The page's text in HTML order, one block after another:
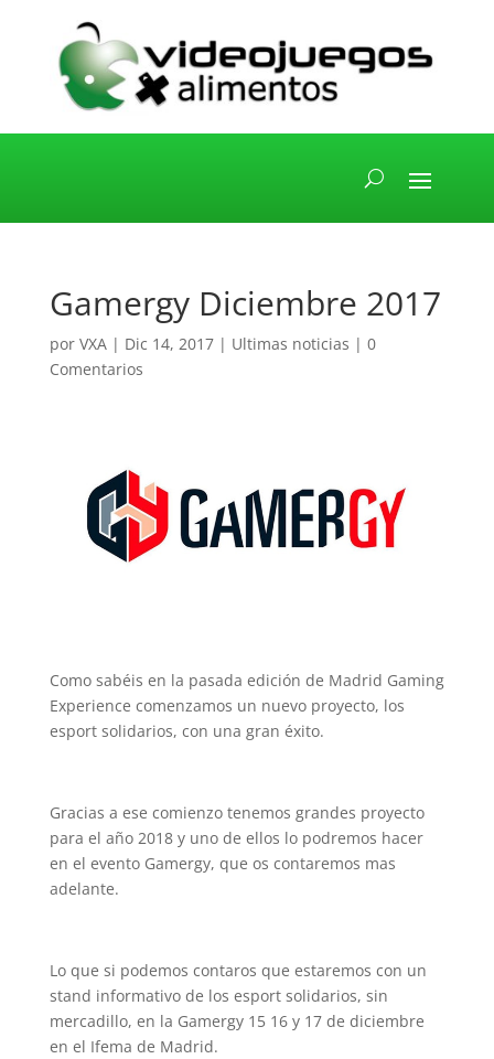
Gamergy Diciembre 2017
por VXA| Dic 14, 2017| Ultimas noticias | 0
Comentarios
Como sabéis en la pasada edición de Madrid Gaming
Experience comenzamos un nuevo proyecto, los
esport solidarios, con una gran éxito.
Gracias a ese comienzo tenemos grandes proyecto
para el año 2018 y uno de ellos lo podremos hacer
en el evento Gamergy, que os contaremos mas
adelante.
Lo que si podemos contaros que estaremos con un
stand informativo de los esport solidarios, sin
mercadillo, en la Gamergy 15 16 y 17 de diciembre
en el Ifema de Madrid.